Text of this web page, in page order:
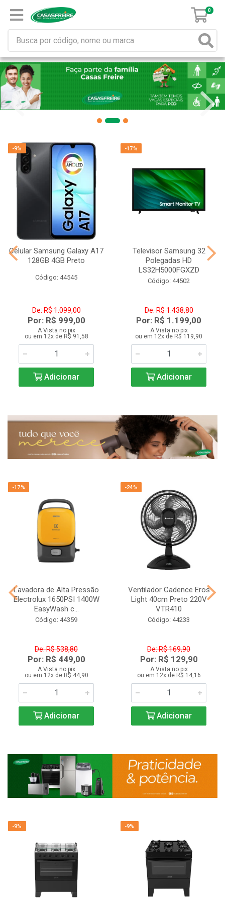
0
-9%
Celular Samsung Galaxy A17
128GB 4GB Preto
Código: 44545
De: R$ 1.099,00
Por: R$ 999,00
A Vista no pix
ou em 12x de R$ 91,58
Adicionar
-17%
Televisor Samsung 32
Polegadas HD
LS32H5000FGXZD
Código: 44502
De: R$ 1.438,80
Por: R$ 1.199,00
A Vista no pix
ou em 12x de R$ 119,90
Adicionar
-17%
Lavadora de Alta Pressão
Electrolux 1650PSI 1400W
EasyWash c...
Código: 44359
De: R$ 538,80
Por: R$ 449,00
A Vista no pix
ou em 12x de R$ 44,90
Adicionar
-24%
Ventilador Cadence Eros
Light 40cm Preto 220V
VTR410
Código: 44233
De: R$ 169,90
Por: R$ 129,90
A Vista no pix
ou em 12x de R$ 14,16
Adicionar
-9% -9%